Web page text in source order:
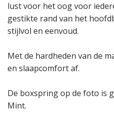
lust voor het oog voor
gestikte rand van het
stijlvol en eenvoud.
Met de hardheden van de
en slaapcomfort af.
De boxspring op de foto is
Mint.